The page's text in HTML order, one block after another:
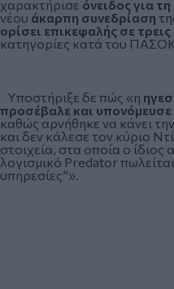
χαρακτήρισε όνειδος για
νέου άκαρπη συνεδρίαση
ορίσει επικεφαλής σε
κατηγορίες κατά του
Υποστήριξε δε πώς «η
προσέβαλε και υπονόμευσε
καθώς αρνήθηκε να κάνει
και δεν κάλεσε τον κύριο
στοιχεία, στα οποία ο ίδιος
λογισμικό Predator
υπηρεσίες”».